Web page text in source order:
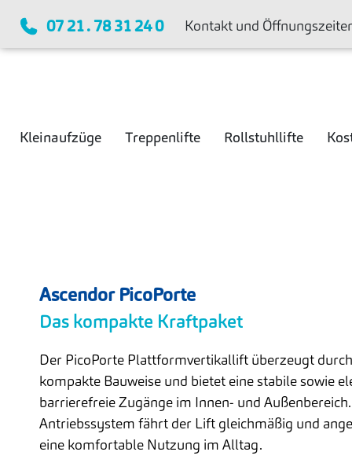
07 21 . 78 31 24 0 Kontakt und
Kleinaufzüge Treppenlifte Rollstuhllifte
Ascendor PicoPorte
Das kompakte Kraftpaket
Der PicoPorte Plattformvertikallift überzeugt
kompakte Bauweise und bietet eine stabile sowie
barrierefreie Zugänge im Innen- und
Antriebssystem fährt der Lift gleichmäßig und
eine komfortable Nutzung im Alltag.